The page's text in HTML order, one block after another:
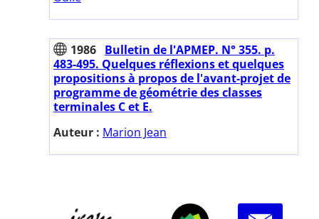
1986 Bulletin de l'APMEP. N° 355. p.
483-495. Quelques réflexions et quelques
propositions à propos de l'avant-projet de
programme de géométrie des classes
terminales C et E.
Auteur : Marion Jean